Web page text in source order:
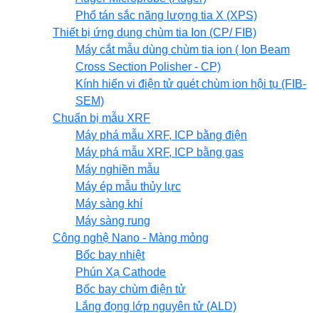
Phổ tán sắc năng lượng tia X (XPS)
Thiết bị ứng dụng chùm tia Ion (CP/ FIB)
Máy cắt mẫu dùng chùm tia ion ( Ion Beam
Cross Section Polisher - CP)
Kính hiển vi điện tử quét chùm ion hội tụ (FIB-
SEM)
Chuẩn bị mẫu XRF
Máy phá mẫu XRF, ICP bằng điện
Máy phá mẫu XRF, ICP bằng gas
Máy nghiền mẫu
Máy ép mẫu thủy lực
Máy sàng khí
Máy sàng rung
Công nghệ Nano - Màng mỏng
Bốc bay nhiệt
Phún Xạ Cathode
Bốc bay chùm điện tử
Lắng đọng lớp nguyên tử (ALD)